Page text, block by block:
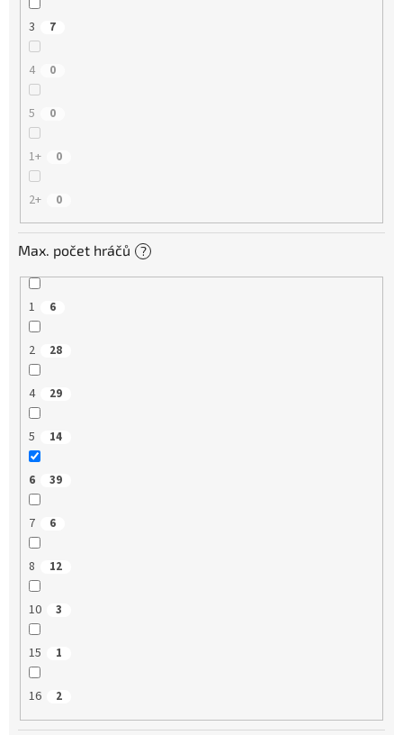
3 7
4 0
5 0
1+ 0
2+ 0
Max. počet hráčů ?
1 6
2 28
4 29
5 14
6 39
7 6
8 12
10 3
15 1
16 2